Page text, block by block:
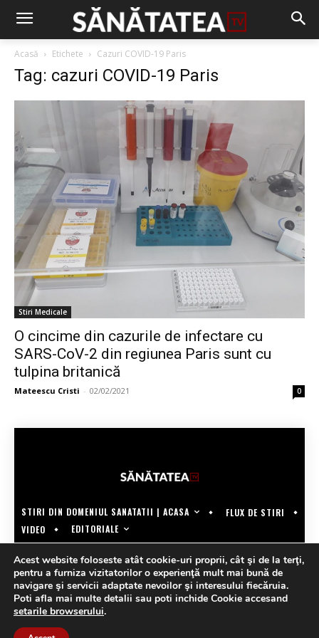
Acasă Etichete Cazuri COVID-19 Paris
Tag: cazuri COVID-19 Paris
Stiri Medicale
O cincime din cazurile de infectare cu
SARS-CoV-2 din regiunea Paris sunt cu
tulpina britanică
Mateescu Cristi - 02/02/2021 0
STIRI DIN DOMENIUL SANATATII | ACASA
FLUX DE STIRI
VIDEO
EDITORIALE
Acest website foloseste atât cookie-uri proprii, cât şi de la terţi,
pentru a furniza vizitatorilor o experienţă mult mai bună de
navigare şi servicii adaptate nevoilor şi interesului fiecăruia.
Poti afla mai multe detalii sau poti inchide Cookie accesand
setarile browserului.